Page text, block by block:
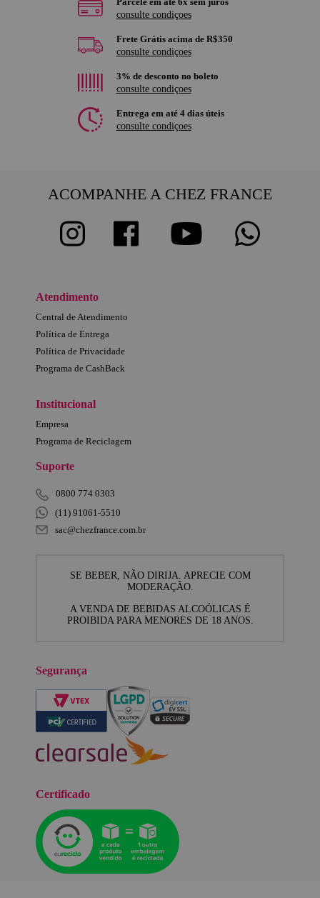
consulte condiçoes
Frete Grátis acima de R$350
consulte condiçoes
3% de desconto no boleto
consulte condiçoes
Entrega em até 4 dias úteis
consulte condiçoes
ACOMPANHE A CHEZ FRANCE
Atendimento
Central de Atendimento
Política de Entrega
Política de Privacidade
Programa de CashBack
Institucional
Empresa
Programa de Reciclagem
Suporte
0800 774 0303
(11) 91061-5510
sac@chezfrance.com.br
SE BEBER, NÃO DIRIJA. APRECIE COM
MODERAÇÃO.
A VENDA DE BEBIDAS ALCOÓLICAS É
PROIBIDA PARA MENORES DE 18 ANOS.
Segurança
Certificado